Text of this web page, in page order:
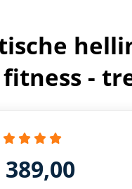
-
389,00